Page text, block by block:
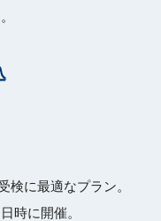
検に最適なプラン。
時に開催。